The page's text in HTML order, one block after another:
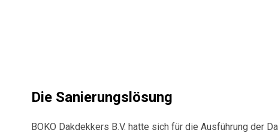
Die Sanierungslösung
BOKO Dakdekkers B.V. hatte sich für die Ausführung der